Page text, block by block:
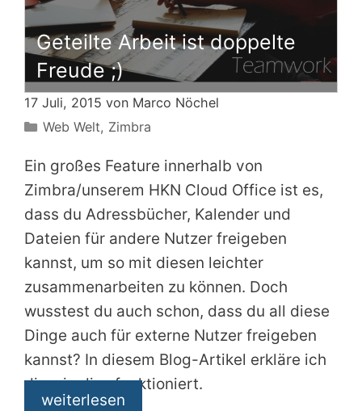
Geteilte Arbeit ist doppelte
Freude ;)
17 Juli, 2015 von Marco Nöchel
Kategorien
Web Welt, Zimbra
Ein großes Feature innerhalb von
Zimbra/unserem HKN Cloud Office ist es,
dass du Adressbücher, Kalender und
Dateien für andere Nutzer freigeben
kannst, um so mit diesen leichter
zusammenarbeiten zu können. Doch
wusstest du auch schon, dass du all diese
Dinge auch für externe Nutzer freigeben
kannst? In diesem Blog-Artikel erkläre ich
dir, wie dies funktioniert.
weiterlesen